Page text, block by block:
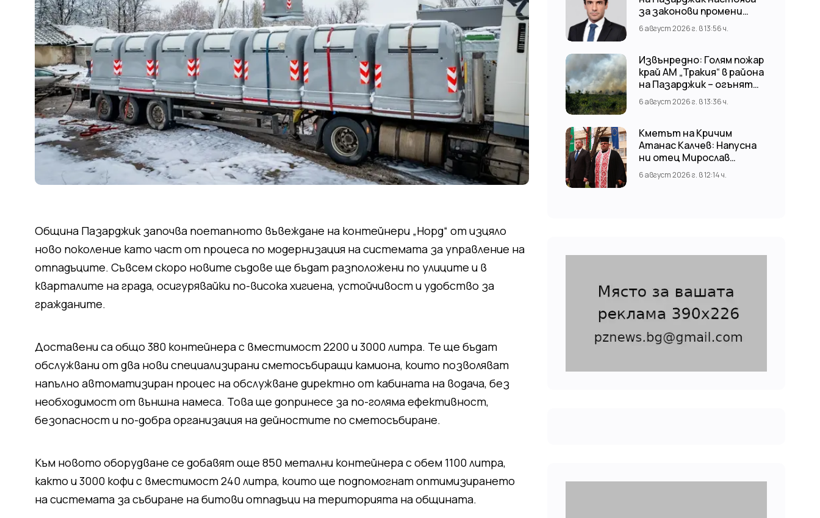
Община Пазарджик започва поетапното въвеждане на контейнери „Норд“ от изцяло
ново поколение като част от процеса по модернизация на системата за управление на
отпадъците. Съвсем скоро новите съдове ще бъдат разположени по улиците и в
кварталите на града, осигурявайки по-висока хигиена, устойчивост и удобство за
гражданите.
Доставени са общо 380 контейнера с вместимост 2200 и 3000 литра. Те ще бъдат
обслужвани от два нови специализирани сметосъбиращи камиона, които позволяват
напълно автоматизиран процес на обслужване директно от кабината на водача, без
необходимост от външна намеса. Това ще допринесе за по-голяма ефективност,
безопасност и по-добра организация на дейностите по сметосъбиране.
Към новото оборудване се добавят още 850 метални контейнера с обем 1100 литра,
както и 3000 кофи с вместимост 240 литра, които ще подпомогнат оптимизирането
на системата за събиране на битови отпадъци на територията на общината.
за законови промени
срещу риска от
наводнения
6 август 2026 г. в 13:56 ч.
Извънредно: Голям пожар
край АМ „Тракия“ в района
на Пазарджик – огънят
обхвана и лозови масиви
6 август 2026 г. в 13:36 ч.
Кметът на Кричим
Атанас Калчев: Напусна
ни отец Мирослав
Коларов
6 август 2026 г. в 12:14 ч.